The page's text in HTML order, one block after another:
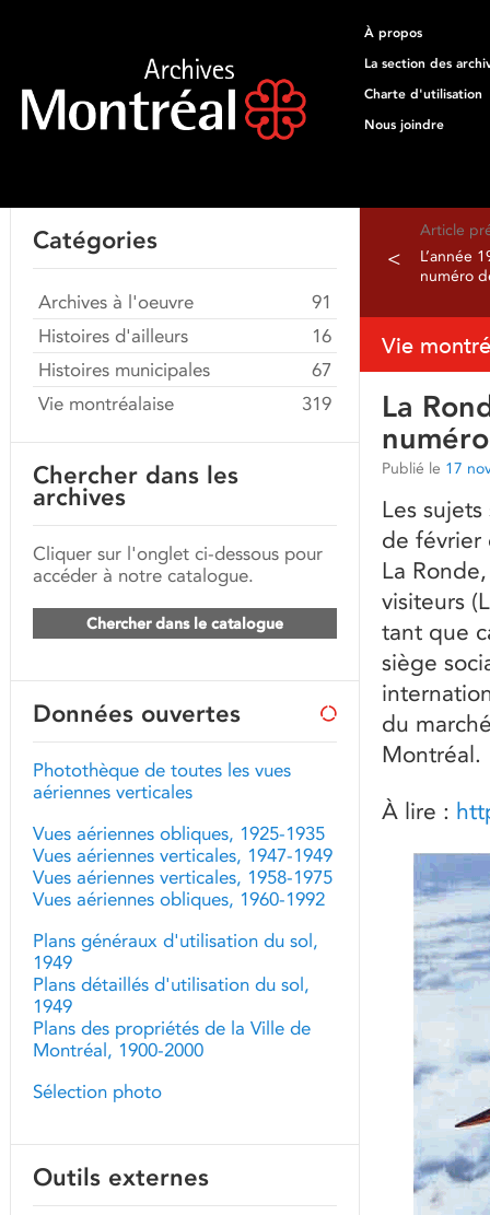
À propos
La section des
Charte d'utilisation
Nous joindre
Article
<
L’année
numéro
Vie
La
Publié le 17
Les
de février
La
visiteurs
tant que
siège
du
Montréal.
À lire :
Catégories
Archives à l'oeuvre
91
Histoires d'ailleurs
16
Histoires municipales
67
Vie montréalaise
319
Chercher dans les
archives
Cliquer sur l'onglet ci-dessous pour
accéder à notre catalogue.
Chercher dans le catalogue
Données ouvertes
Photothèque de toutes les vues
aériennes verticales
Vues aériennes obliques, 1925-1935
Vues aériennes verticales, 1947-1949
Vues aériennes verticales, 1958-1975
Vues aériennes obliques, 1960-1992
Plans généraux d'utilisation du sol,
1949
Plans détaillés d'utilisation du sol,
1949
Plans des propriétés de la Ville de
Montréal, 1900-2000
Sélection photo
Outils externes